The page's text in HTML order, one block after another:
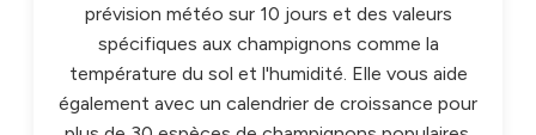
prévision météo sur 10 jours et des valeurs
spécifiques aux champignons comme la
température du sol et l'humidité. Elle vous aide
également avec un calendrier de croissance pour